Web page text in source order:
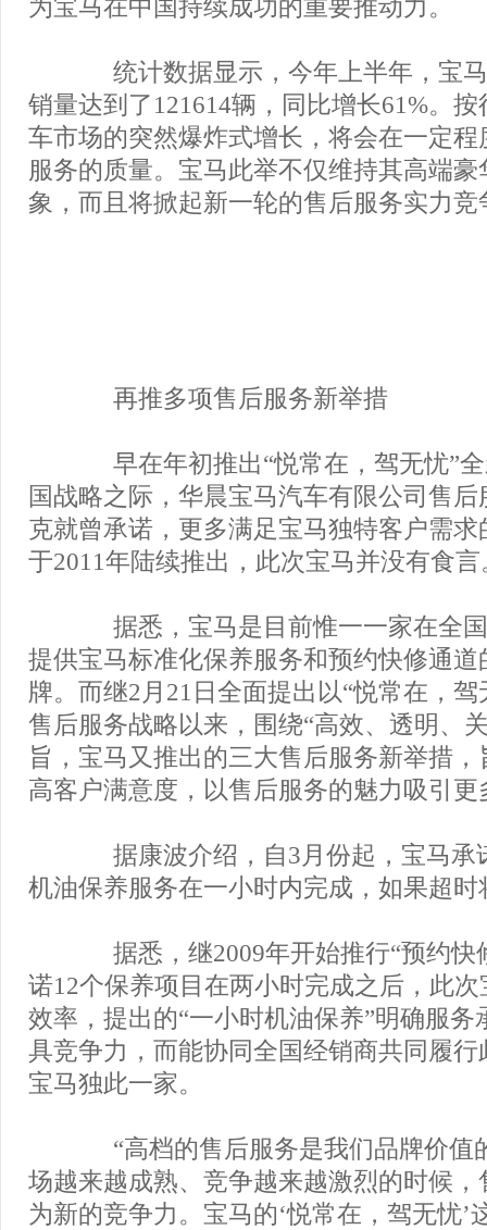
为宝马在中国持续成功的重要推动力。
统计数据显示，今年上半年，宝马
销量达到了121614辆，同比增长61%。
车市场的突然爆炸式增长，将会在一定程
服务的质量。宝马此举不仅维持其高端豪
象，而且将掀起新一轮的售后服务实力竞
再推多项售后服务新举措
早在年初推出“悦常在，驾无忧”全
国战略之际，华晨宝马汽车有限公司售
克就曾承诺，更多满足宝马独特客户需求
于2011年陆续推出，此次宝马并没有食言
据悉，宝马是目前惟一一家在全国
提供宝马标准化保养服务和预约快修通道
牌。而继2月21日全面提出以“悦常在，驾
售后服务战略以来，围绕“高效、透明、
旨，宝马又推出的三大售后服务新举措
高客户满意度，以售后服务的魅力吸引更
据康波介绍，自3月份起，宝马承
机油保养服务在一小时内完成，如果超时
据悉，继2009年开始推行“预约快
诺12个保养项目在两小时完成之后，此
效率，提出的“一小时机油保养”明确服务
具竞争力，而能协同全国经销商共同履行
宝马独此一家。
“高档的售后服务是我们品牌价值
场越来越成熟、竞争越来越激烈的时候，
为新的竞争力。宝马的‘悦常在，驾无忧’